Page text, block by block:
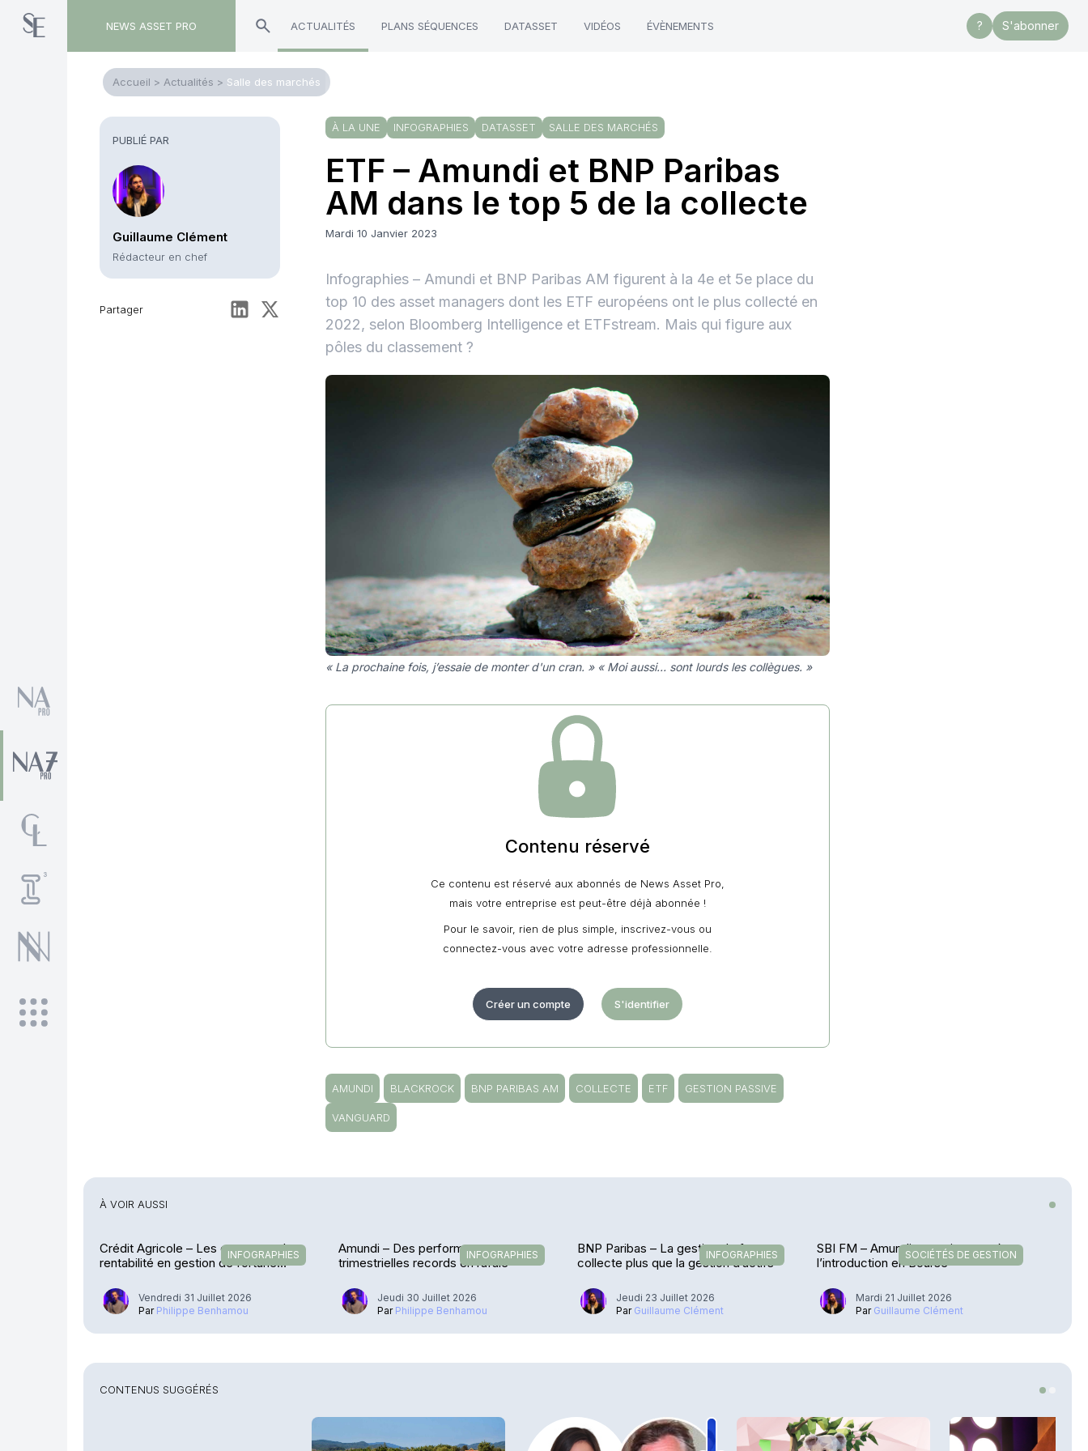
NEWS ASSET PRO ACTUALITÉS PLANS SÉQUENCES DATASSET VIDÉOS ÉVÈNEMENTS ? S'abonner
Accueil > Actualités > Salle des marchés
PUBLIÉ PAR
Guillaume Clément
Rédacteur en chef
Partager
À LA UNE INFOGRAPHIES DATASSET SALLE DES MARCHÉS
ETF – Amundi et BNP Paribas
AM dans le top 5 de la collecte
Mardi 10 Janvier 2023
Infographies – Amundi et BNP Paribas AM figurent à la 4e et 5e place du
top 10 des asset managers dont les ETF européens ont le plus collecté en
2022, selon Bloomberg Intelligence et ETFstream. Mais qui figure aux
pôles du classement ?
« La prochaine fois, j’essaie de monter d'un cran. » « Moi aussi… sont lourds les collègues. »
Contenu réservé
Ce contenu est réservé aux abonnés de News Asset Pro,
mais votre entreprise est peut-être déjà abonnée !
Pour le savoir, rien de plus simple, inscrivez-vous ou
connectez-vous avec votre adresse professionnelle.
Créer un compte S'identifier
AMUNDI BLACKROCK BNP PARIBAS AM COLLECTE ETF GESTION PASSIVE
VANGUARD
À VOIR AUSSI
INFOGRAPHIES
Crédit Agricole – Les encours et la
rentabilité en gestion de fortune
Vendredi 31 Juillet 2026
Par Philippe Benhamou
INFOGRAPHIES
Amundi – Des performances
trimestrielles records en rafale
Jeudi 30 Juillet 2026
Par Philippe Benhamou
INFOGRAPHIES
BNP Paribas – La gestion de fortune
collecte plus que la gestion d’actifs
Jeudi 23 Juillet 2026
Par Guillaume Clément
SOCIÉTÉS DE GESTION
SBI FM – Amundi se projette après
l’introduction en Bourse
Mardi 21 Juillet 2026
Par Guillaume Clément
CONTENUS SUGGÉRÉS